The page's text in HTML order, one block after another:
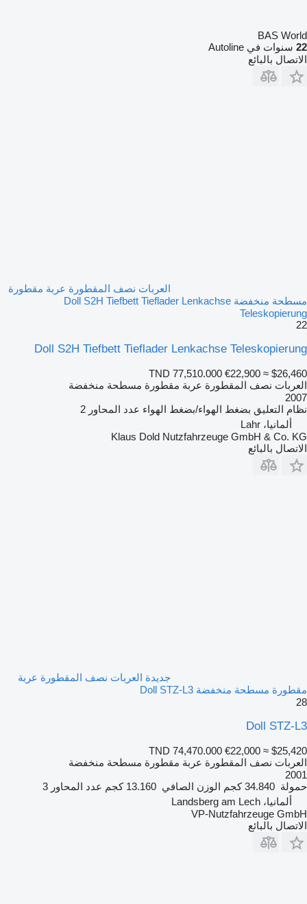
BAS World
22 سنوات في Autoline
الاتصال بالبائع
العربات نصف المقطورة عربة مقطورة
مسطحة منخفضة Doll S2H Tiefbett Tieflader Lenkachse
Teleskopierung
22
Doll S2H Tiefbett Tieflader Lenkachse Teleskopierung
TND 77,510.000 €22,900 ≈ $26,460
العربات نصف المقطورة عربة مقطورة مسطحة منخفضة
2007
نظام التعليق بضغط الهواء/بضغط الهواء عدد المحاور 2
ألمانيا، Lahr
Klaus Dold Nutzfahrzeuge GmbH & Co. KG
الاتصال بالبائع
جديدة العربات نصف المقطورة عربة
مقطورة مسطحة منخفضة Doll STZ-L3
28
Doll STZ-L3
TND 74,470.000 €22,000 ≈ $25,420
العربات نصف المقطورة عربة مقطورة مسطحة منخفضة
2001
حمولة 34.840 كجم الوزن الصافي 13.160 كجم عدد المحاور 3
ألمانيا، Landsberg am Lech
VP-Nutzfahrzeuge GmbH
الاتصال بالبائع